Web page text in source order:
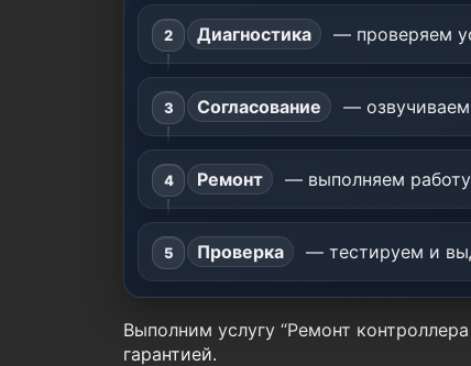
Диагностика — проверяем
Согласование —
Ремонт — выполняем работу
Проверка — тестируем и
Выполним услугу “Ремонт
гарантией.